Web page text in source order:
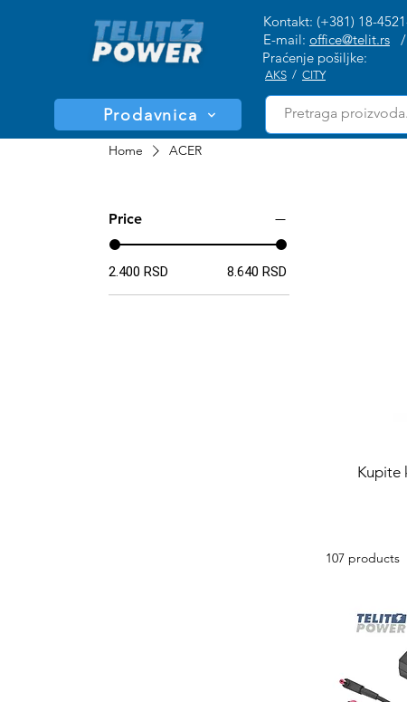
Kontakt: (+381) 18-
E-mail: office@telit.rs /
Praćenje pošiljke:
AKS / CITY
Prodavnica
Home ACER
Price
2.400 RSD 8.640 RSD
Kupite
107 products